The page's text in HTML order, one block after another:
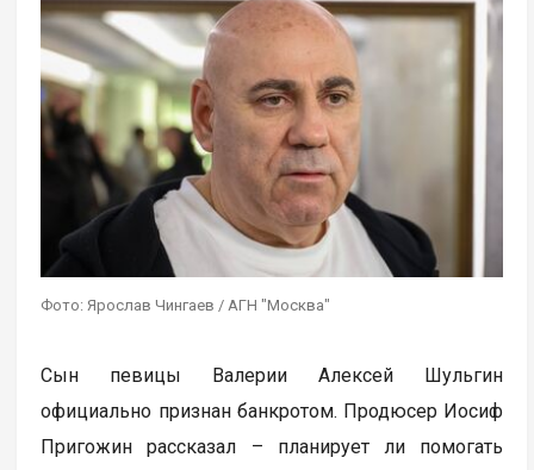
Фото: Ярослав Чингаев / АГН "Москва"
Сын певицы Валерии Алексей Шульгин
официально признан банкротом. Продюсер Иосиф
Пригожин рассказал – планирует ли помогать